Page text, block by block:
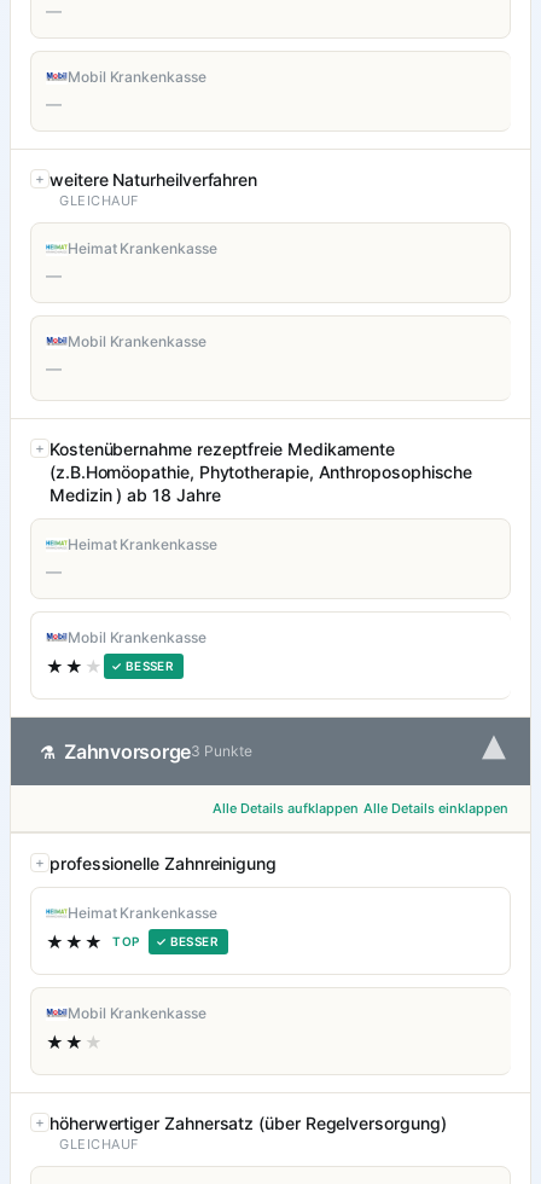
—
Mobil Krankenkasse
—
weitere Naturheilverfahren
GLEICHAUF
Heimat Krankenkasse
—
Mobil Krankenkasse
—
Kostenübernahme rezeptfreie Medikamente
(z.B.Homöopathie, Phytotherapie, Anthroposophische
Medizin ) ab 18 Jahre
Heimat Krankenkasse
—
Mobil Krankenkasse
★★ ★ ✓ BESSER
⚗ Zahnvorsorge3 Punkte ▾
Alle Details aufklappen Alle Details einklappen
professionelle Zahnreinigung
Heimat Krankenkasse
★★★ TOP ✓ BESSER
Mobil Krankenkasse
★★ ★
höherwertiger Zahnersatz (über Regelversorgung)
GLEICHAUF